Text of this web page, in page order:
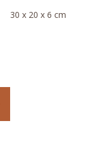
30 x 20 x 6 cm